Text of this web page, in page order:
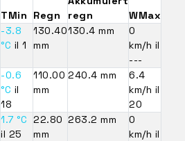
TMin Regn
regn
WMax
-3.8
°C il 1
130.40
mm
130.4 mm
0
km/h il
---
-0.6
°C il
18
110.00
mm
240.4 mm
6.4
km/h il
20
1.7 °C
il 25
22.80
mm
263.2 mm
0
km/h il